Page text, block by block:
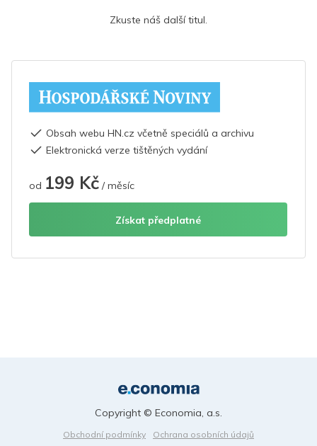
Zkuste náš další titul.
Obsah webu HN.cz včetně speciálů a archivu
Elektronická verze tištěných vydání
od 199 Kč / měsíc
Získat předplatné
Obchodní podmínky
Ochrana osobních údajů
Copyright © Economia, a.s.